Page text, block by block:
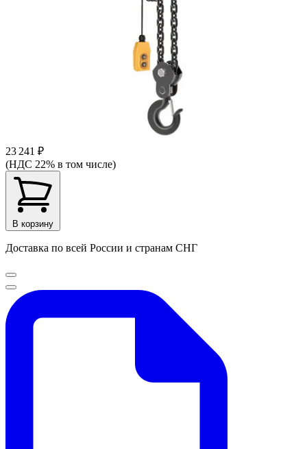
23 241 ₽
(НДС 22% в том числе)
В корзину
Доставка по всей России и странам СНГ